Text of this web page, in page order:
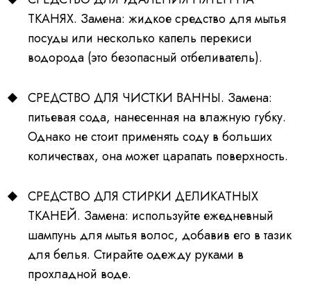
ТКАНЯХ. Замена: жидкое средство для мытья
посуды или несколько капель перекиси
водорода (это безопасный отбеливатель).
СРЕДСТВО ДЛЯ ЧИСТКИ ВАННЫ. Замена:
питьевая сода, нанесенная на влажную губку.
Однако не стоит применять соду в больших
количествах, она может царапать поверхность.
СРЕДСТВО ДЛЯ СТИРКИ ДЕЛИКАТНЫХ
ТКАНЕЙ. Замена: используйте ежедневный
шампунь для мытья волос, добавив его в тазик
для белья. Стирайте одежду руками в
прохладной воде.